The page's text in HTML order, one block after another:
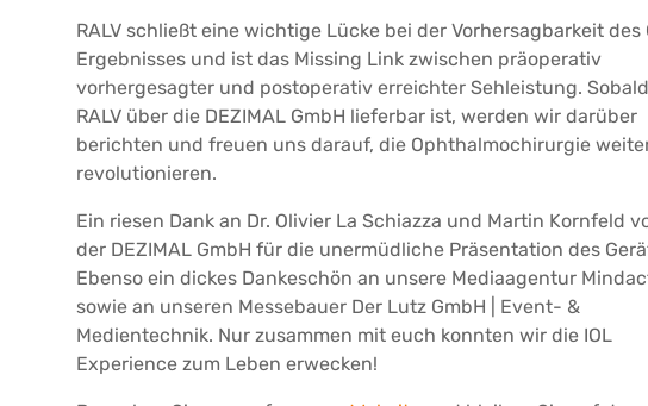
RALV schließt eine wichtige Lücke bei der Vorhersagbarkeit des
Ergebnisses und ist das Missing Link zwischen präoperativ
vorhergesagter und postoperativ erreichter Sehleistung. Sobald
RALV über die DEZIMAL GmbH lieferbar ist, werden wir darüber
berichten und freuen uns darauf, die Ophthalmochirurgie
revolutionieren.
Ein riesen Dank an Dr. Olivier La Schiazza und Martin Kornfeld
der DEZIMAL GmbH für die unermüdliche Präsentation des
Ebenso ein dickes Dankeschön an unsere Mediaagentur
sowie an unseren Messebauer Der Lutz GmbH | Event- &
Medientechnik. Nur zusammen mit euch konnten wir die IOL
Experience zum Leben erwecken!